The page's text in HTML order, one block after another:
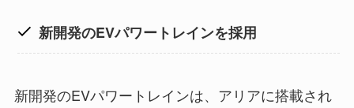
新開発のEVパワートレインを採用
新開発のEVパワートレインは、アリアに搭載され